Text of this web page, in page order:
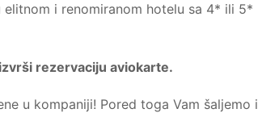
i renomiranom hotelu sa 4* ili 5*
rezervaciju aviokarte.
u kompaniji! Pored toga Vam šaljemo i